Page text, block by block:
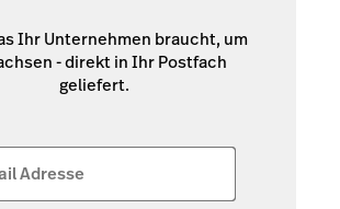
Ihr Unternehmen braucht, um
- direkt in Ihr Postfach
geliefert.
Adresse